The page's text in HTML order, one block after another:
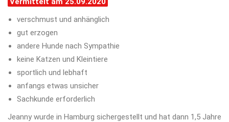
verschmust und anhänglich
gut erzogen
andere Hunde nach Sympathie
keine Katzen und Kleintiere
sportlich und lebhaft
anfangs etwas unsicher
Sachkunde erforderlich
Jeanny wurde in Hamburg sichergestellt und hat dann 1,5 Jahre